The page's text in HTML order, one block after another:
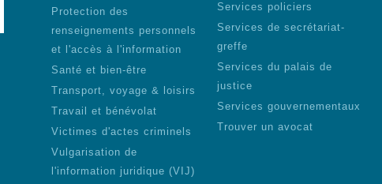
Protection des
renseignements personnels
et l'accès à l'information
Santé et bien-être
Transport, voyage & loisirs
Travail et bénévolat
Victimes d'actes criminels
Vulgarisation de
l'information juridique (VIJ)
Services policiers
Services de secrétariat-
greffe
Services du palais de
justice
Services gouvernementaux
Trouver un avocat